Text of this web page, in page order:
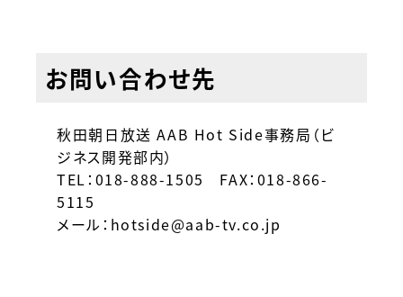
お問い合わせ先
秋田朝日放送 AAB Hot Side事務局（ビ
ジネス開発部内）
TEL：018-888-1505 FAX：018-866-
5115
メール：hotside@aab-tv.co.jp